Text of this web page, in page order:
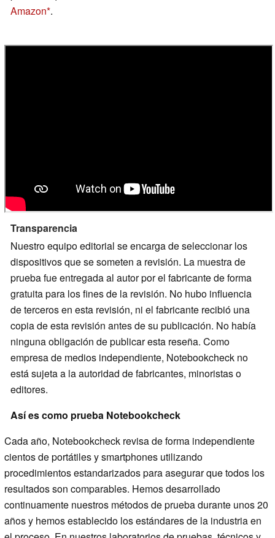
Amazon .
Transparencia
Nuestro equipo editorial se encarga de seleccionar los
dispositivos que se someten a revisión. La muestra de
prueba fue entregada al autor por el fabricante de forma
gratuita para los fines de la revisión. No hubo influencia
de terceros en esta revisión, ni el fabricante recibió una
copia de esta revisión antes de su publicación. No había
ninguna obligación de publicar esta reseña. Como
empresa de medios independiente, Notebookcheck no
está sujeta a la autoridad de fabricantes, minoristas o
editores.
Así es como prueba Notebookcheck
Cada año, Notebookcheck revisa de forma independiente
cientos de portátiles y smartphones utilizando
procedimientos estandarizados para asegurar que todos los
resultados son comparables. Hemos desarrollado
continuamente nuestros métodos de prueba durante unos 20
años y hemos establecido los estándares de la industria en